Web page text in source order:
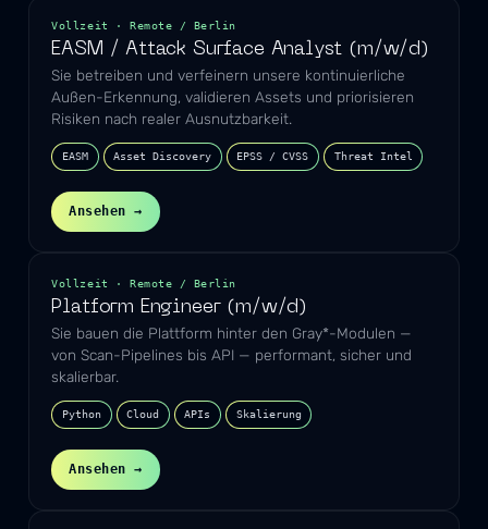
Vollzeit · Remote / Berlin
EASM / Attack Surface Analyst (m/w/d)
Sie betreiben und verfeinern unsere kontinuierliche
Außen-Erkennung, validieren Assets und priorisieren
Risiken nach realer Ausnutzbarkeit.
EASM Asset Discovery EPSS / CVSS Threat Intel
Ansehen →
Vollzeit · Remote / Berlin
Platform Engineer (m/w/d)
Sie bauen die Plattform hinter den Gray*-Modulen —
von Scan-Pipelines bis API — performant, sicher und
skalierbar.
Python Cloud APIs Skalierung
Ansehen →